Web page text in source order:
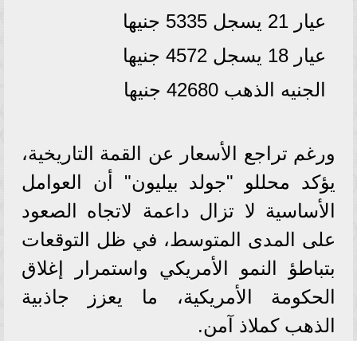
عيار 21 يسجل 5335 جنيها
عيار 18 يسجل 4572 جنيها
الجنيه الذهب 42680 جنيها
ورغم تراجع الأسعار عن القمة التاريخية،
يؤكد محللو "جولد بيليون" أن العوامل
الأساسية لا تزال داعمة لاتجاه الصعود
على المدى المتوسط، في ظل التوقعات
بتباطؤ النمو الأمريكي واستمرار إغلاق
الحكومة الأمريكية، ما يعزز جاذبية
الذهب كملاذ آمن.